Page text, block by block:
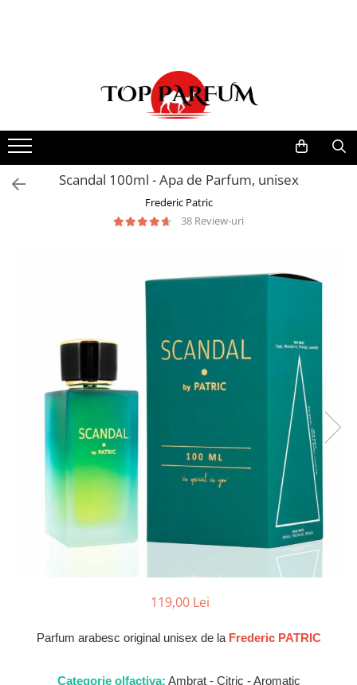
Pachete FEMEI
Pachete BARBATI
Pachete EL si EA
Parfumuri Condimentate
Parfumuri Dulci
Parfumuri Exotice
Parfumuri Fresh
Parfumuri Florale
Parfumuri Fructate
Parfumuri Lemnoase
Parfumuri Persistente
Parfumuri Vanilate
Parfumuri de VARA
Scandal 100ml - Apa de Parfum, unisex
Frederic Patric
38 Review-uri
119,00 Lei
Parfum arabesc original unisex de la Frederic PATRIC
Categorie olfactiva: Ambrat - Citric - Aromatic